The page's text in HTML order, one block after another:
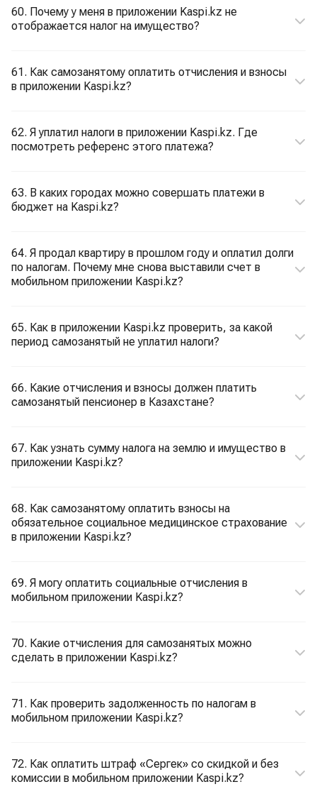
60. Почему у меня в приложении Kaspi.kz не
отображается налог на имущество?
61. Как самозанятому оплатить отчисления и взносы
в приложении Kaspi.kz?
62. Я уплатил налоги в приложении Kaspi.kz. Где
посмотреть референс этого платежа?
63. В каких городах можно совершать платежи в
бюджет на Kaspi.kz?
64. Я продал квартиру в прошлом году и оплатил долги
по налогам. Почему мне снова выставили счет в
мобильном приложении Kaspi.kz?
65. Как в приложении Kaspi.kz проверить, за какой
период самозанятый не уплатил налоги?
66. Какие отчисления и взносы должен платить
самозанятый пенсионер в Казахстане?
67. Как узнать сумму налога на землю и имущество в
приложении Kaspi.kz?
68. Как самозанятому оплатить взносы на
обязательное социальное медицинское страхование
в приложении Kaspi.kz?
69. Я могу оплатить социальные отчисления в
мобильном приложении Kaspi.kz?
70. Какие отчисления для самозанятых можно
сделать в приложении Kaspi.kz?
71. Как проверить задолженность по налогам в
мобильном приложении Kaspi.kz?
72. Как оплатить штраф «Сергек» со скидкой и без
комиссии в мобильном приложении Kaspi.kz?